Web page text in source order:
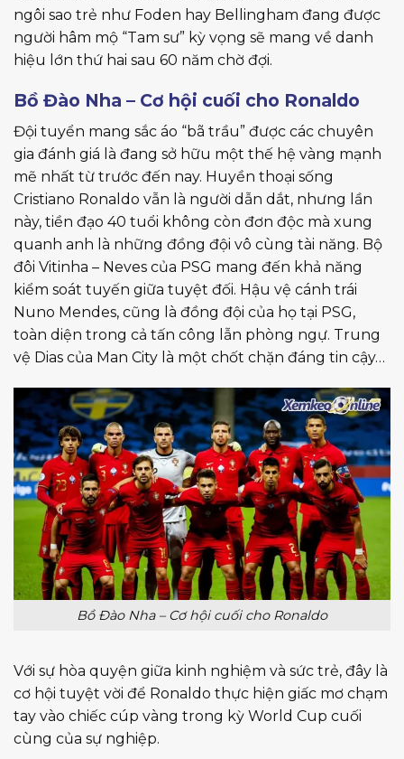
ngôi sao trẻ như Foden hay Bellingham đang được
người hâm mộ “Tam sư” kỳ vọng sẽ mang về danh
hiệu lớn thứ hai sau 60 năm chờ đợi.
Bồ Đào Nha – Cơ hội cuối cho Ronaldo
Đội tuyển mang sắc áo “bã trầu” được các chuyên
gia đánh giá là đang sở hữu một thế hệ vàng mạnh
mẽ nhất từ trước đến nay. Huyền thoại sống
Cristiano Ronaldo vẫn là người dẫn dắt, nhưng lần
này, tiền đạo 40 tuổi không còn đơn độc mà xung
quanh anh là những đồng đội vô cùng tài năng. Bộ
đôi Vitinha – Neves của PSG mang đến khả năng
kiểm soát tuyến giữa tuyệt đối. Hậu vệ cánh trái
Nuno Mendes, cũng là đồng đội của họ tại PSG,
toàn diện trong cả tấn công lẫn phòng ngự. Trung
vệ Dias của Man City là một chốt chặn đáng tin cậy…
Bồ Đào Nha – Cơ hội cuối cho Ronaldo
Với sự hòa quyện giữa kinh nghiệm và sức trẻ, đây là
cơ hội tuyệt vời để Ronaldo thực hiện giấc mơ chạm
tay vào chiếc cúp vàng trong kỳ World Cup cuối
cùng của sự nghiệp.